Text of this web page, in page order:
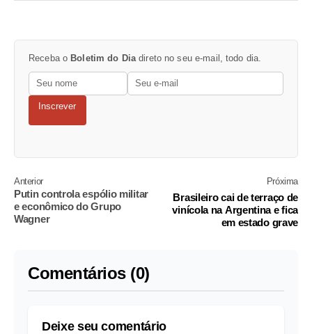
Receba o Boletim do Diadireto no seu e-mail, todo dia.
Inscrever
Anterior
Putin controla espólio militar
e econômico do Grupo
Wagner
Próxima
Brasileiro cai de terraço de
vinícola na Argentina e fica
em estado grave
Comentários (0)
Deixe seu comentário